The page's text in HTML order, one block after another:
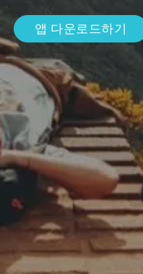
앱 다운로드하기